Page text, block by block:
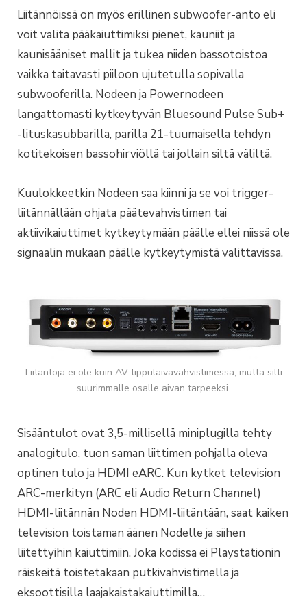
Liitännöissä on myös erillinen subwoofer-anto eli
voit valita pääkaiuttimiksi pienet, kauniit ja
kaunisääniset mallit ja tukea niiden bassotoistoa
vaikka taitavasti piiloon ujutetulla sopivalla
subwooferilla. Nodeen ja Powernodeen
langattomasti kytkeytyvän Bluesound Pulse Sub+
-lituskasubbarilla, parilla 21-tuumaisella tehdyn
kotitekoisen bassohirviöllä tai jollain siltä väliltä.
Kuulokkeetkin Nodeen saa kiinni ja se voi trigger-
liitännällään ohjata päätevahvistimen tai
aktiivikaiuttimet kytkeytymään päälle ellei niissä ole
signaalin mukaan päälle kytkeytymistä valittavissa.
Liitäntöjä ei ole kuin AV-lippulaivavahvistimessa, mutta silti
suurimmalle osalle aivan tarpeeksi.
Sisääntulot ovat 3,5-millisellä miniplugilla tehty
analogitulo, tuon saman liittimen pohjalla oleva
optinen tulo ja HDMI eARC. Kun kytket television
ARC-merkityn (ARC eli Audio Return Channel)
HDMI-liitännän Noden HDMI-liitäntään, saat kaiken
television toistaman äänen Nodelle ja siihen
liitettyihin kaiuttimiin. Joka kodissa ei Playstationin
räiskeitä toistetakaan putkivahvistimella ja
eksoottisilla laajakaistakaiuttimilla…